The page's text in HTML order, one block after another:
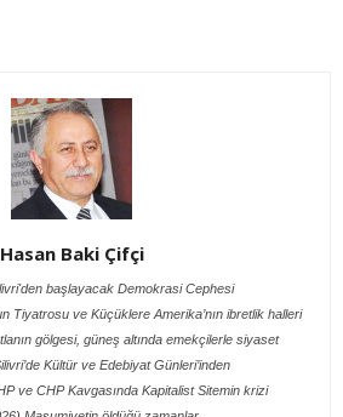
Hasan Baki Çifçi
başlayacak Demokrasi Cephesi
Tiyatrosu ve Küçüklere Amerika’nın ibretlik halleri
gölgesi, güneş altında emekçilerle siyaset
Kültür ve Edebiyat Günleri’inden
ve CHP Kavgasında Kapitalist Sitemin krizi